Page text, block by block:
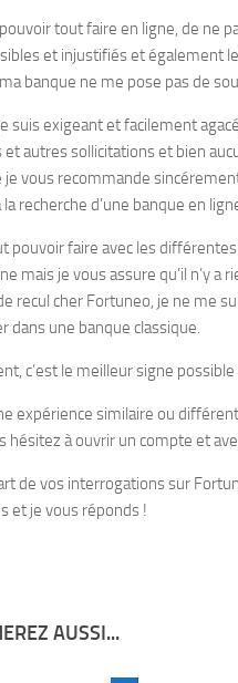
pouvoir tout faire en ligne, de ne
et injustifiés et également
banque ne me pose pas de
suis exigeant et facilement
autres sollicitations et bien
je vous recommande
recherche d’une banque en
pouvoir faire avec les
mais je vous assure qu’il n’y a
recul cher Fortuneo, je ne me
dans une banque classique.
c’est le meilleur signe possible
expérience similaire ou
hésitez à ouvrir un compte et
de vos interrogations sur
et je vous réponds !
AUSSI...